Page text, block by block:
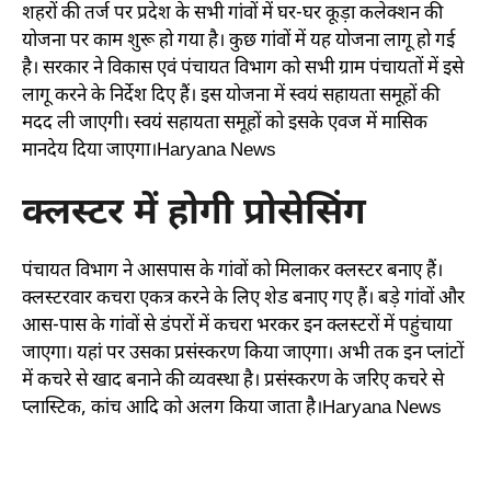
शहरों की तर्ज पर प्रदेश के सभी गांवों में घर-घर कूड़ा कलेक्शन की
योजना पर काम शुरू हो गया है। कुछ गांवों में यह योजना लागू हो गई
है। सरकार ने विकास एवं पंचायत विभाग को सभी ग्राम पंचायतों में इसे
लागू करने के निर्देश दिए हैं। इस योजना में स्वयं सहायता समूहों की
मदद ली जाएगी। स्वयं सहायता समूहों को इसके एवज में मासिक
मानदेय दिया जाएगा।Haryana News
क्लस्टर में होगी प्रोसेसिंग
पंचायत विभाग ने आसपास के गांवों को मिलाकर क्लस्टर बनाए हैं।
क्लस्टरवार कचरा एकत्र करने के लिए शेड बनाए गए हैं। बड़े गांवों और
आस-पास के गांवों से डंपरों में कचरा भरकर इन क्लस्टरों में पहुंचाया
जाएगा। यहां पर उसका प्रसंस्करण किया जाएगा। अभी तक इन प्लांटों
में कचरे से खाद बनाने की व्यवस्था है। प्रसंस्करण के जरिए कचरे से
प्लास्टिक, कांच आदि को अलग किया जाता है।Haryana News